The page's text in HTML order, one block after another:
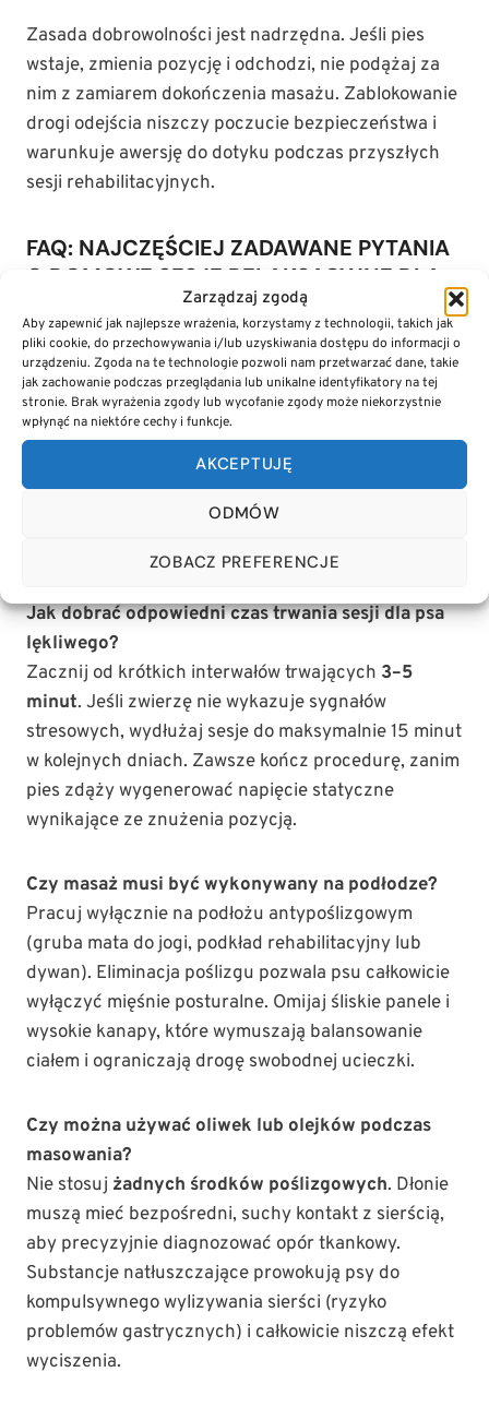
Zarządzaj zgodą
Aby zapewnić jak najlepsze wrażenia, korzystamy z technologii, takich jak
pliki cookie, do przechowywania i/lub uzyskiwania dostępu do informacji o
urządzeniu. Zgoda na te technologie pozwoli nam przetwarzać dane, takie
jak zachowanie podczas przeglądania lub unikalne identyfikatory na tej
stronie. Brak wyrażenia zgody lub wycofanie zgody może niekorzystnie
wpłynąć na niektóre cechy i funkcje.
AKCEPTUJĘ
ODMÓW
ZOBACZ PREFERENCJE
Zasada dobrowolności jest nadrzędna. Jeśli pies
wstaje, zmienia pozycję i odchodzi, nie podążaj za
nim z zamiarem dokończenia masażu. Zablokowanie
drogi odejścia niszczy poczucie bezpieczeństwa i
warunkuje awersję do dotyku podczas przyszłych
sesji rehabilitacyjnych.
FAQ: NAJCZĘŚCIEJ ZADAWANE PYTANIA
O DOMOWE SESJE RELAKSACYJNE DLA
Czy mogę masować psa bezpośrednio po posiłku?
Odczekaj minimum60–90 minutpo ostatnim
karmieniu. Stymulacja tkankowa przyspiesza
krążenie obwodowe kosztem ukrwienia trzewi.
Mechaniczny ucisk powłok brzusznych przy pełnym
żołądku grozi ostrym dyskomfortem trawiennym, a u
ras dużych (np. owczarki niemieckie, dogi) zwiększa
ryzyko rozszerzenia żołądka.
Jak dobrać odpowiedni czas trwania sesji dla psa
lękliwego?
Zacznij od krótkich interwałów trwających 3–5
minut. Jeśli zwierzę nie wykazuje sygnałów
stresowych, wydłużaj sesje do maksymalnie 15 minut
w kolejnych dniach. Zawsze kończ procedurę, zanim
pies zdąży wygenerować napięcie statyczne
wynikające ze znużenia pozycją.
Czy masaż musi być wykonywany na podłodze?
Pracuj wyłącznie na podłożu antypoślizgowym
(gruba mata do jogi, podkład rehabilitacyjny lub
dywan). Eliminacja poślizgu pozwala psu całkowicie
wyłączyć mięśnie posturalne. Omijaj śliskie panele i
wysokie kanapy, które wymuszają balansowanie
ciałem i ograniczają drogę swobodnej ucieczki.
Czy można używać oliwek lub olejków podczas
masowania?
Nie stosuj żadnych środków poślizgowych. Dłonie
muszą mieć bezpośredni, suchy kontakt z sierścią,
aby precyzyjnie diagnozować opór tkankowy.
Substancje natłuszczające prowokują psy do
kompulsywnego wylizywania sierści (ryzyko
problemów gastrycznych) i całkowicie niszczą efekt
wyciszenia.